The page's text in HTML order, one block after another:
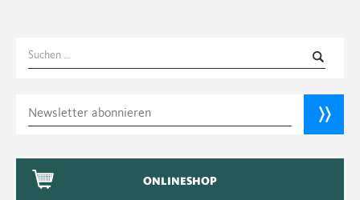
Suchen
nach:
ONLINESHOP